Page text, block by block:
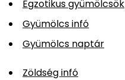
Egzotikus gyümölcsök
Gyümölcs infó
Gyümölcs naptár
Zöldség infó